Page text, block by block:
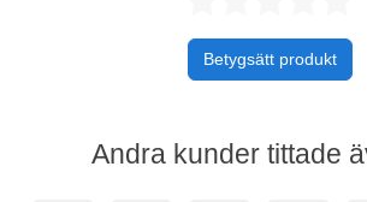
Betygsätt produkt
Andra kunder tittade